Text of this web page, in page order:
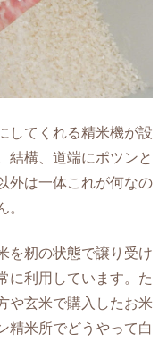
してくれる精米機が設
結構、道端にポツンと
外は一体これが何なの
。
を籾の状態で譲り受け
に利用しています。た
や玄米で購入したお米
精米所でどうやって白